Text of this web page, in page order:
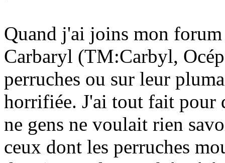
Quand j'ai joins mon
Carbaryl (TM:Carbyl,
perruches ou sur leur
horrifiée. J'ai tout fait pour
ne gens ne voulait rien
ceux dont les perruches